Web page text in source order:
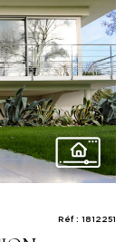
Réf : 1812251